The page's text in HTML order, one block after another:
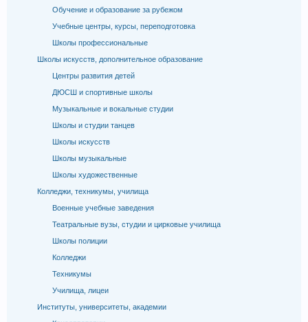
Обучение и образование за рубежом
Учебные центры, курсы, переподготовка
Школы профессиональные
Школы искусств, дополнительное образование
Центры развития детей
ДЮСШ и спортивные школы
Музыкальные и вокальные студии
Школы и студии танцев
Школы искусств
Школы музыкальные
Школы художественные
Колледжи, техникумы, училища
Военные учебные заведения
Театральные вузы, студии и цирковые училища
Школы полиции
Колледжи
Техникумы
Училища, лицеи
Институты, университеты, академии